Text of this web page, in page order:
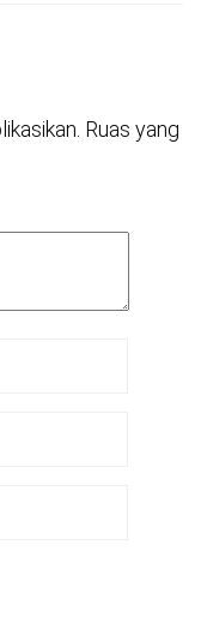
Ruas yang